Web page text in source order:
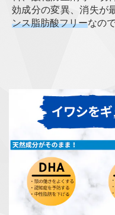
効成分の変異、消失が
ンス脂肪酸フリーなの